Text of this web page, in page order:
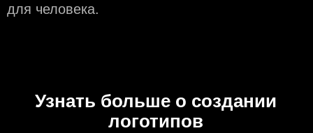
для человека.
Узнать больше о создании
логотипов